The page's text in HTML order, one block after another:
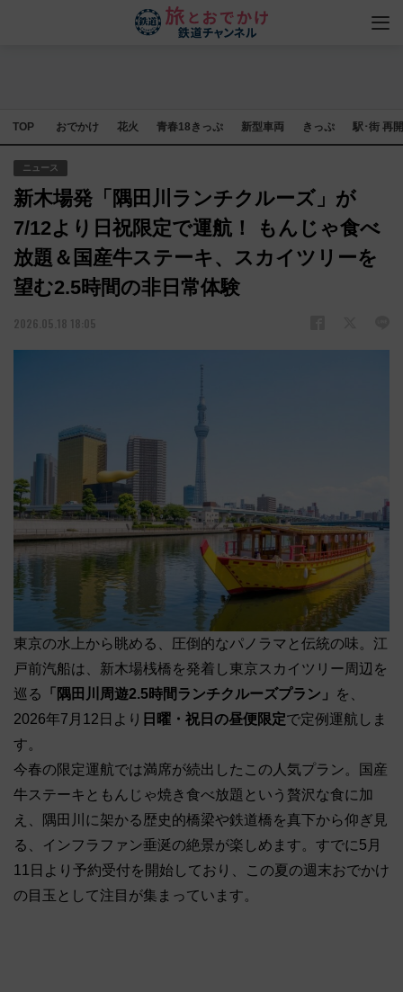
TOP おでかけ 花火 青春18きっぷ 新型車両 きっぷ 駅･街 再
ニュース
新木場発「隅田川ランチクルーズ」が
7/12より日祝限定で運航！ もんじゃ食べ
放題＆国産牛ステーキ、スカイツリーを
望む2.5時間の非日常体験
2026.05.18 18:05
東京の水上から眺める、圧倒的なパノラマと伝統の味。江
戸前汽船は、新木場桟橋を発着し東京スカイツリー周辺を
巡る
「隅田川周遊2.5時間ランチクルーズプラン」
を、
2026年7月12日より 日曜・祝日の昼便限定で定例運航しま
す。
今春の限定運航では満席が続出したこの人気プラン。国産
牛ステーキともんじゃ焼き食べ放題という贅沢な食に加
え、隅田川に架かる歴史的橋梁や鉄道橋を真下から仰ぎ見
る、インフラファン垂涎の絶景が楽しめます。すでに5月
11日より予約受付を開始しており、この夏の週末おでかけ
の目玉として注目が集まっています。